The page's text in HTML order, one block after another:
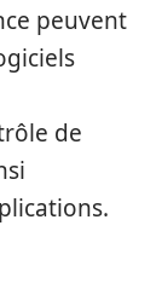
peuvent
de